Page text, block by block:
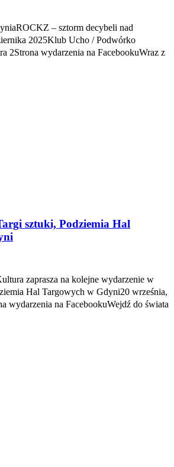
– sztorm decybeli nad
2025Klub Ucho / Podwórko
2Strona wydarzenia na FacebookuWraz z
sztuki, Podziemia Hal
zaprasza na kolejne wydarzenie w
Hal Targowych w Gdyni20 września,
wydarzenia na FacebookuWejdź do świata